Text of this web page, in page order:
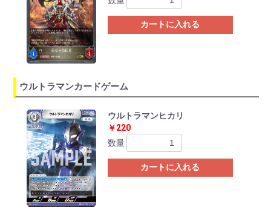
カートに入れる
ウルトラマンカードゲーム
ウルトラマンヒカリ
￥220
数量
カートに入れる
Previous